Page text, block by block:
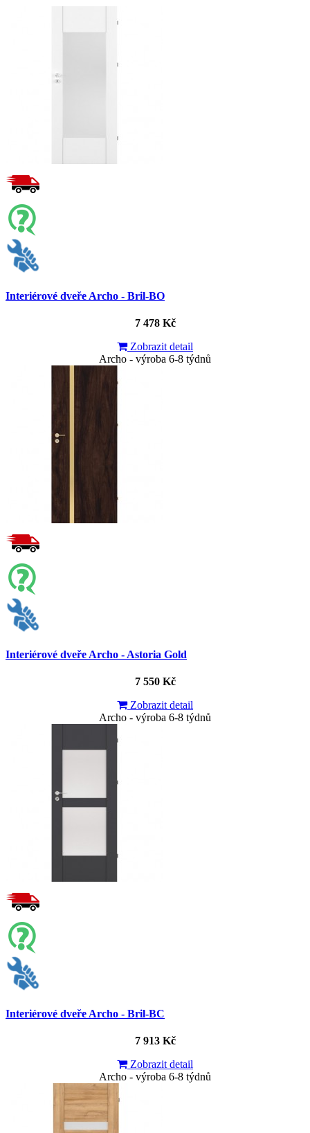
Interiérové dveře Archo - Bril-BO
7 478 Kč
Zobrazit detail
Archo - výroba 6-8 týdnů
Interiérové dveře Archo - Astoria Gold
7 550 Kč
Zobrazit detail
Archo - výroba 6-8 týdnů
Interiérové dveře Archo - Bril-BC
7 913 Kč
Zobrazit detail
Archo - výroba 6-8 týdnů